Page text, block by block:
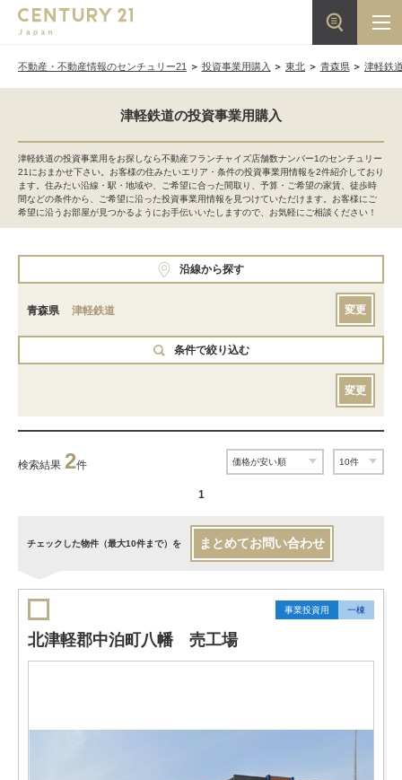
不動産・不動産情報のセンチュリー21 投資事業用購入 東北 青森県 津軽鉄
津軽鉄道の投資事業用購入
津軽鉄道の投資事業用をお探しなら不動産フランチャイズ店舗数ナンバー1のセンチュリー
21におまかせ下さい。お客様の住みたいエリア・条件の投資事業用情報を2件紹介しており
ます。住みたい沿線・駅・地域や、ご希望に合った間取り、予算・ご希望の家賃、徒歩時
間などの条件から、ご希望に沿った投資事業用情報を見つけていただけます。お客様にご
希望に沿うお部屋が見つかるようにお手伝いいたしますので、お気軽にご相談ください！
沿線から探す
青森県 津軽鉄道 変更
条件で絞り込む
変更
検索結果 2件
1
チェックした物件（最大10件まで）を まとめてお問い合わせ
事業投資用 一棟
北津軽郡中泊町八幡 売工場